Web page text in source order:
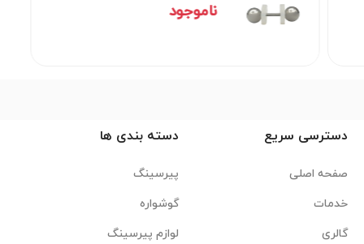
ناموجود
دسترسی سریع
صفحه اصلی
خدمات
گالری
دسته بندی ها
پیرسینگ
گوشواره
لوازم پیرسینگ